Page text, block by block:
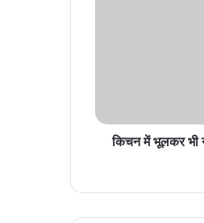
किचन में भूलकर भी